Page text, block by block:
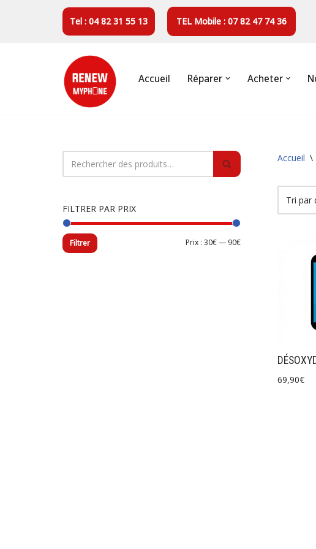
Tel : 04 82 31 55 13 TEL Mobile : 07 82 47 74 36
Accueil Réparer Acheter
FILTRER PAR PRIX
Filtrer Prix : 30€— 90€
Accueil \
69,90€